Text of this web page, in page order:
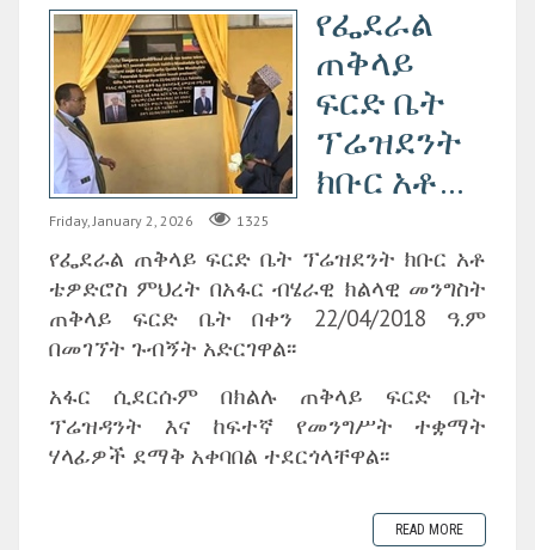
የፌደራል
ጠቅላይ
ፍርድ ቤት
ፕሬዝደንት
ክቡር አቶ...
Friday, January 2, 2026 1325
የፌደራል ጠቅላይ ፍርድ ቤት ፕሬዝደንት ክቡር አቶ
ቴዎድሮስ ምህረት በአፋር ብሄራዊ ክልላዊ መንግስት
ጠቅላይ ፍርድ ቤት በቀን 22/04/2018 ዓ.ም
በመገኘት ጉብኝት አድርገዋል፡፡
አፋር ሲደርሱም በክልሉ ጠቅላይ ፍርድ ቤት
ፕሬዝዳንት እና ከፍተኛ የመንግሥት ተቋማት
ሃላፊዎች ደማቅ አቀባበል ተደርጎላቸዋል፡፡
READ MORE